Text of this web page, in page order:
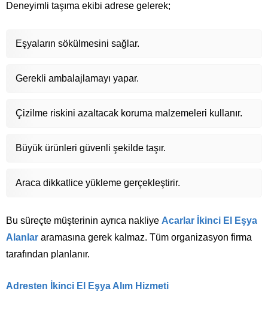
Deneyimli taşıma ekibi adrese gelerek;
Eşyaların sökülmesini sağlar.
Gerekli ambalajlamayı yapar.
Çizilme riskini azaltacak koruma malzemeleri kullanır.
Büyük ürünleri güvenli şekilde taşır.
Araca dikkatlice yükleme gerçekleştirir.
Bu süreçte müşterinin ayrıca nakliye Acarlar İkinci El Eşya
Alanlar aramasına gerek kalmaz. Tüm organizasyon firma
tarafından planlanır.
Adresten İkinci El Eşya Alım Hizmeti